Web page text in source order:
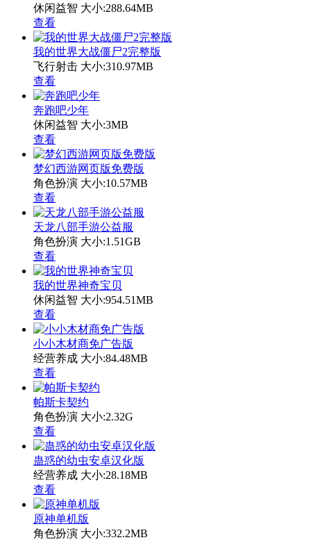
休闲益智 大小:288.64MB
查看
我的世界大战僵尸2完整版
飞行射击 大小:310.97MB
查看
奔跑吧少年
休闲益智 大小:3MB
查看
梦幻西游网页版免费版
角色扮演 大小:10.57MB
查看
天龙八部手游公益服
角色扮演 大小:1.51GB
查看
我的世界神奇宝贝
休闲益智 大小:954.51MB
查看
小小木材商免广告版
经营养成 大小:84.48MB
查看
帕斯卡契约
角色扮演 大小:2.32G
查看
蛊惑的幼虫安卓汉化版
经营养成 大小:28.18MB
查看
原神单机版
角色扮演 大小:332.2MB